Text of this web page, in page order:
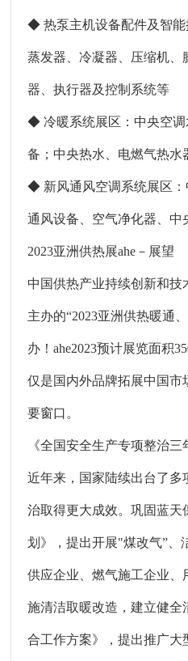
◆ 热泵主机设备配件及智能
蒸发器、冷凝器、压缩机、
器、执行器及控制系统等
◆ 冷暖系统展区：中央空调
备；中央热水、电燃气热水
◆ 新风通风空调系统展区：
通风设备、空气净化器、中
2023亚洲供热展ahe－展望
中国供热产业持续创新和
主办的“2023亚洲供热暖通
办！ahe2023预计展览面积
仅是国内外品牌拓展中国
要窗口。
《全国安全生产专项整治三
近年来，国家陆续出台了多
治取得更大成效。巩固蓝天
划》，提出开展"煤改气”、
供应企业、燃气施工企业、
施清洁取暖改造，建立健全
合工作方案》，提出推广大